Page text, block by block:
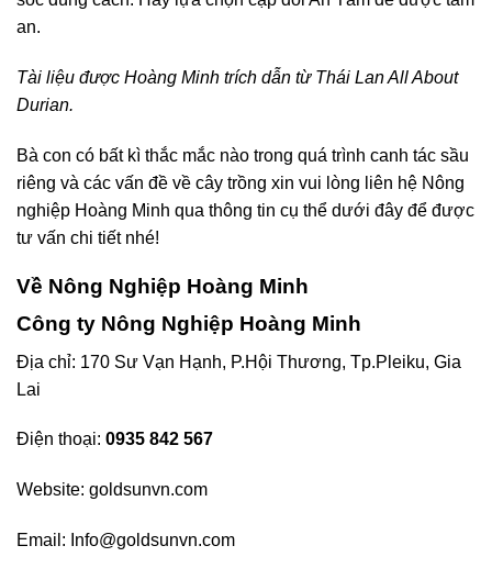
an.
Tài liệu được Hoàng Minh trích dẫn từ Thái Lan All About
Durian.
Bà con có bất kì thắc mắc nào trong quá trình canh tác sầu
riêng và các vấn đề về cây trồng xin vui lòng liên hệ Nông
nghiệp Hoàng Minh qua thông tin cụ thể dưới đây để được
tư vấn chi tiết nhé!
Về Nông Nghiệp Hoàng Minh
Công ty Nông Nghiệp Hoàng Minh
Địa chỉ: 170 Sư Vạn Hạnh, P.Hội Thương, Tp.Pleiku, Gia
Lai
Điện thoại: 0935 842 567
Website: goldsunvn.com
Email: Info@goldsunvn.com